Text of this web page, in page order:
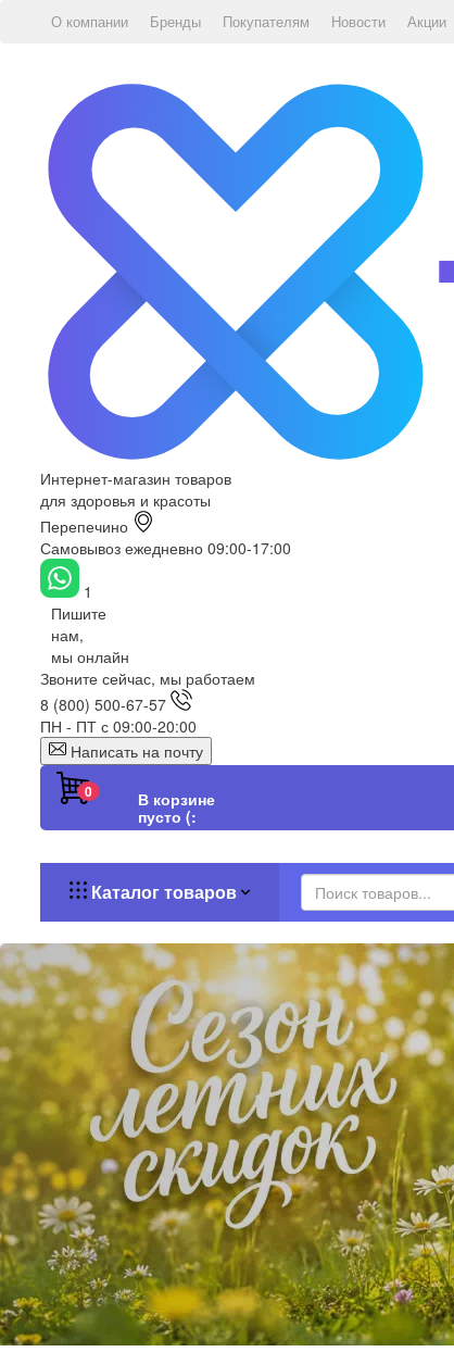
О компании Бренды Покупателям Новости Акции
Интернет-магазин товаров
для здоровья и красоты
Перепечино
Самовывоз ежедневно 09:00-17:00
1
Пишите
нам,
мы онлайн
Звоните сейчас, мы работаем
8 (800) 500-67-57
ПН - ПТ с 09:00-20:00
Написать на почту
0
В корзине
пусто (:
Каталог товаров